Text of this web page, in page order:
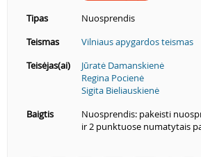
Tipas
Nuosprendis
Teismas
Vilniaus apygardos teismas
Teisėjas(ai)
Jūratė Damanskienė
Regina Pocienė
Sigita Bieliauskienė
Baigtis
Nuosprendis: pakeisti
ir 2 punktuose numatytais